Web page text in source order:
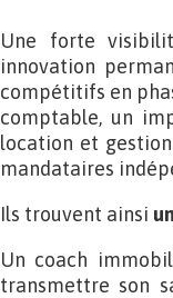
Une forte
innovation
compétitifs en
comptable, un
location et
mandataires
Ils trouvent ainsi
Un coach
transmettre son